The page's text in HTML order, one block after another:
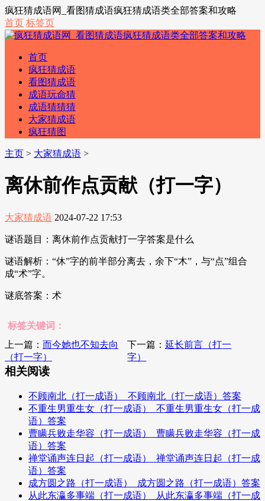
疯狂猜成语网_看图猜成语疯狂猜成语类全部答案和攻略
首页 标签页
首页
疯狂猜成语
看图猜成语
成语玩命猜
成语猜猜猜
大家猜成语
疯狂猜图
主页 > 大家猜成语 >
离休前作点贡献（打一字）
大家猜成语 2024-07-22 17:53
谜语题目：离休前作点贡献打一字答案是什么
谜语解析：“休”字的前半部分离去，余下“木”，与“点”组合
成“术”字。
谜底答案：术
标签关键词：
上一篇： 而今她也不知去向
（打一字）
下一篇：延长前言（打一
字）
相关阅读
不顾南北（打一成语）_不顾南北（打一成语）答案
不重生男重生女（打一成语）_不重生男重生女（打一成
语）答案
曹瞒兵败走华容（打一成语）_曹瞒兵败走华容（打一成
语）答案
禅堂诵声连日起（打一成语）_禅堂诵声连日起（打一成
语）答案
成方圆之路（打一成语）_成方圆之路（打一成语）答案
从此东瀛多事端（打一成语）_从此东瀛多事端（打一成